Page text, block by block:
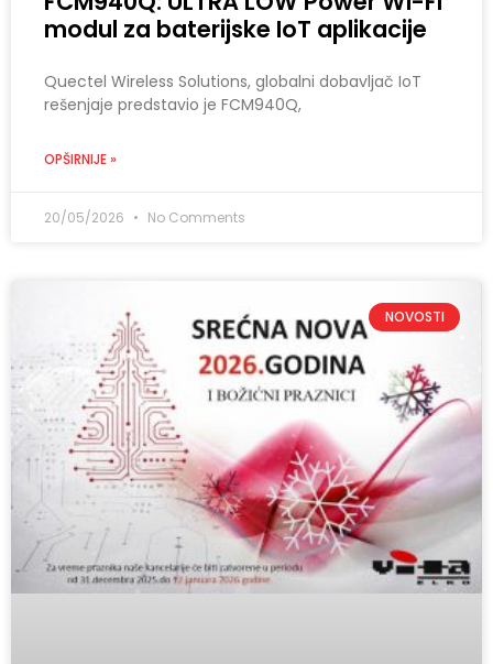
modul za baterijske IoT aplikacije
Quectel Wireless Solutions, globalni dobavljač IoT
rešenjaje predstavio je FCM940Q,
OPŠIRNIJE »
20/05/2026 No Comments
NOVOSTI